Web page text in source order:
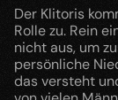
Der Klitoris
Rolle zu. Rein
nicht aus, um
persönliche
das versteht